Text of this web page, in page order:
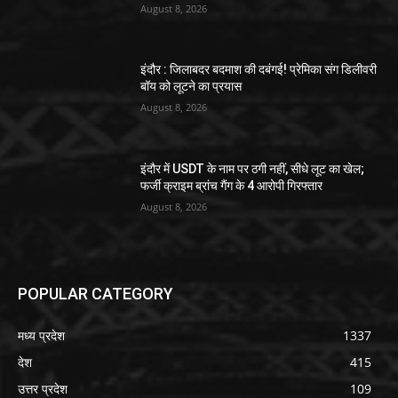
August 8, 2026
इंदौर : जिलाबदर बदमाश की दबंगई! प्रेमिका संग डिलीवरी
बॉय को लूटने का प्रयास
August 8, 2026
इंदौर में USDT के नाम पर ठगी नहीं, सीधे लूट का खेल;
फर्जी क्राइम ब्रांच गैंग के 4 आरोपी गिरफ्तार
August 8, 2026
POPULAR CATEGORY
मध्य प्रदेश
1337
देश
415
उत्तर प्रदेश
109